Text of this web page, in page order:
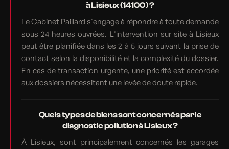
à Lisieux (14100) ?
Le Cabinet Paillard s'engage à répondre à toute demande
sous 24 heures ouvrées. L'intervention sur site à Lisieux
peut être planifiée dans les 2 à 5 jours suivant la prise de
contact selon la disponibilité et la complexité du dossier.
En cas de transaction urgente, une priorité est accordée
aux dossiers nécessitant une levée de doute rapide.
Quels types de biens sont concernés par le
diagnostic pollution à Lisieux ?
À Lisieux, sont principalement concernés les garages